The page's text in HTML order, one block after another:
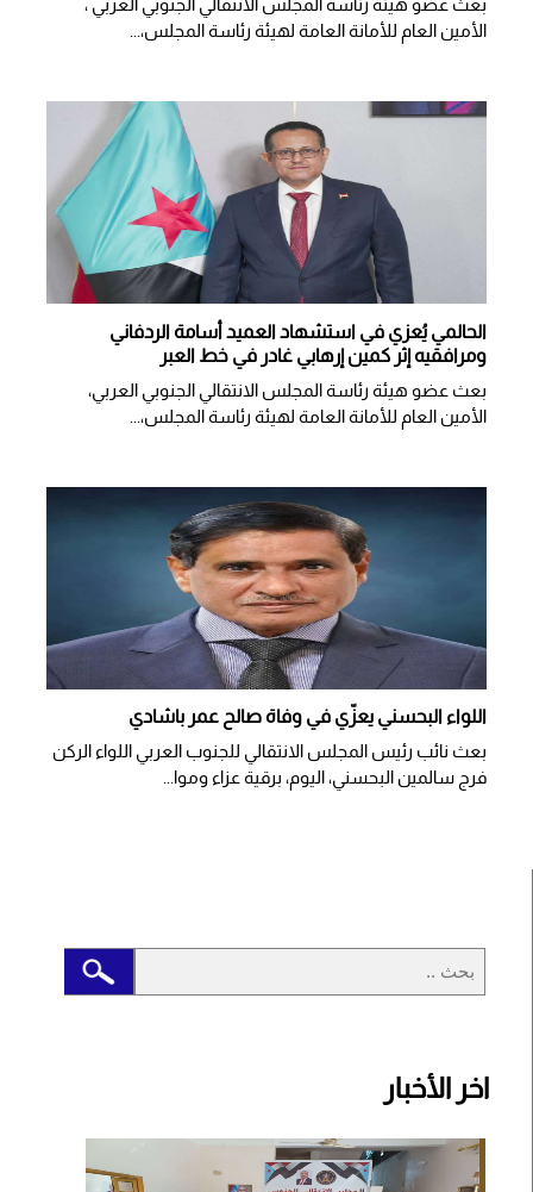
بعث عضو هيئة رئاسة المجلس الانتقالي الجنوبي العربي ،
الأمين العام للأمانة العامة لهيئة رئاسة المجلس،...
الحالمي يُعزي في استشهاد العميد أسامة الردفاني
ومرافقيه إثر كمين إرهابي غادر في خط العبر
بعث عضو هيئة رئاسة المجلس الانتقالي الجنوبي العربي،
الأمين العام للأمانة العامة لهيئة رئاسة المجلس،...
اللواء البحسني يعزّي في وفاة صالح عمر باشادي
بعث نائب رئيس المجلس الانتقالي للجنوب العربي اللواء الركن
فرج سالمين البحسني، اليوم، برقية عزاء وموا...
اخر الأخبار